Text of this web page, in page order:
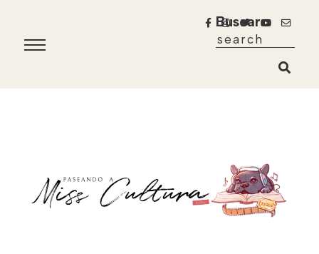
Buscar